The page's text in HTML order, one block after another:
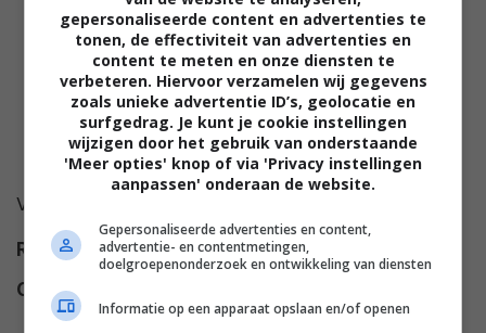
Voor deze film is nog geen synopsis beschikbaar.
Regie John Akomfrah.
Cast
Fielding,Helen Lederer,Cal
gepersonaliseerde content en advertenties te
tonen, de effectiviteit van advertenties en
content te meten en onze diensten te
verbeteren. Hiervoor verzamelen wij gegevens
zoals unieke advertentie ID’s, geolocatie en
surfgedrag. Je kunt je cookie instellingen
wijzigen door het gebruik van onderstaande
'Meer opties' knop of via 'Privacy instellingen
aanpassen' onderaan de website.
Gepersonaliseerde advertenties en content,
advertentie- en contentmetingen,
doelgroepenonderzoek en ontwikkeling van diensten
Informatie op een apparaat opslaan en/of openen